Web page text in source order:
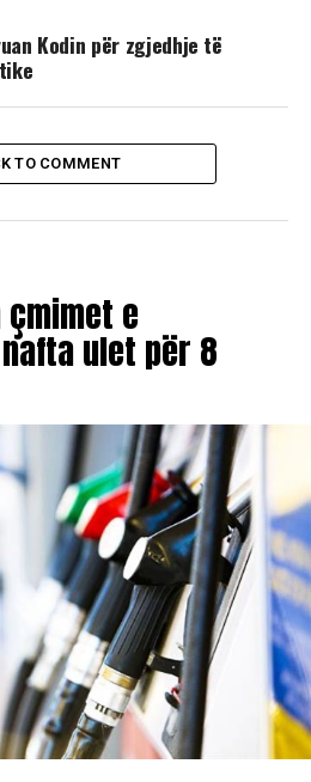
Kodin për zgjedhje të
TO COMMENT
çmimet e
ulet për 8